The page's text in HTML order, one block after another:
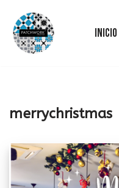
Saltar
Inicio
merrychristmas